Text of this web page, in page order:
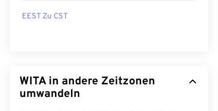
EEST Zu CST
WITA in andere Zeitzonen
umwandeln